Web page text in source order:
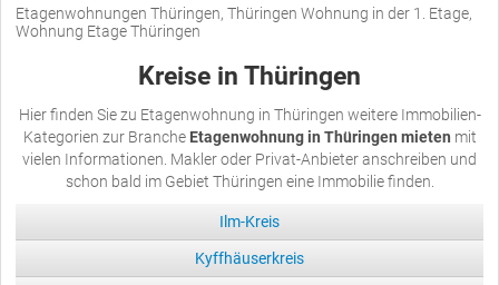
Etagenwohnungen Thüringen, Thüringen Wohnung in der 1. Etage,
Wohnung Etage Thüringen
Kreise in Thüringen
Hier finden Sie zu Etagenwohnung in Thüringen weitere Immobilien-
Kategorien zur Branche Etagenwohnung in Thüringen mieten mit
vielen Informationen. Makler oder Privat-Anbieter anschreiben und
schon bald im Gebiet Thüringen eine Immobilie finden.
Ilm-Kreis
Kyffhäuserkreis